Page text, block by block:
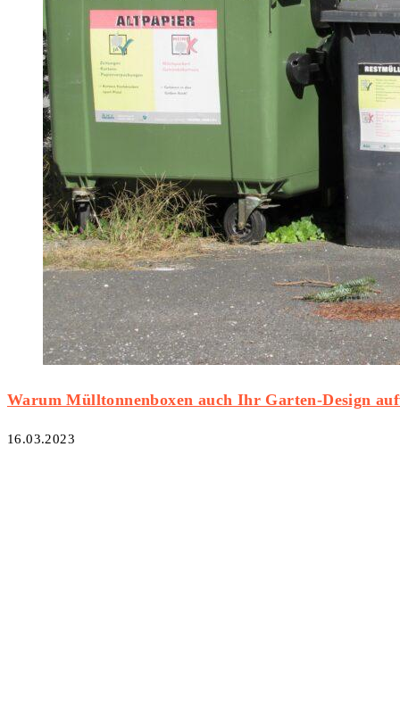
Warum Mülltonnenboxen auch Ihr Garten-Design
16.03.2023